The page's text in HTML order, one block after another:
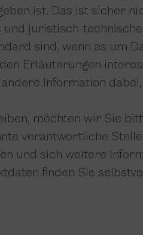
ist. Das ist sicher
und juristisch-
sind, wenn es um
Erläuterungen
Information
möchten wir Sie
verantwortliche
und sich weitere
finden Sie